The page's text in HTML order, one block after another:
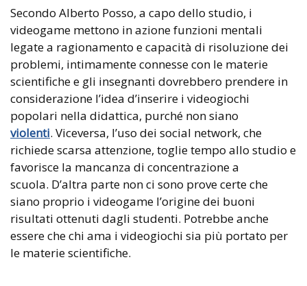
Secondo Alberto Posso, a capo dello studio, i
videogame mettono in azione funzioni mentali
legate a ragionamento e capacità di risoluzione dei
problemi, intimamente connesse con le materie
scientifiche e gli insegnanti dovrebbero prendere in
considerazione l’idea d’inserire i videogiochi
popolari nella didattica, purché non siano
violenti. Viceversa, l’uso dei social network, che
richiede scarsa attenzione, toglie tempo allo studio e
favorisce la mancanza di concentrazione a
scuola. D’altra parte non ci sono prove certe che
siano proprio i videogame l’origine dei buoni
risultati ottenuti dagli studenti. Potrebbe anche
essere che chi ama i videogiochi sia più portato per
le materie scientifiche.